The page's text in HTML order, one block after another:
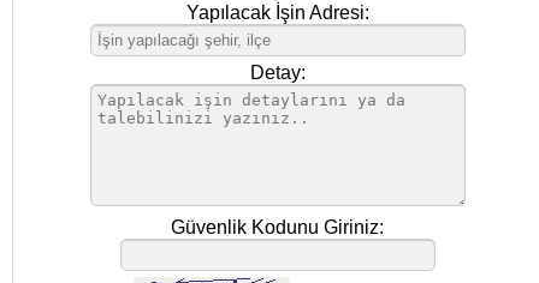
Yapılacak İşin Adresi:
Detay:
Güvenlik Kodunu Giriniz: